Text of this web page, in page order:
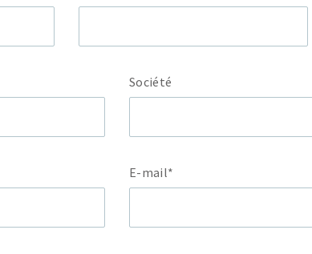
Société
E-mail*